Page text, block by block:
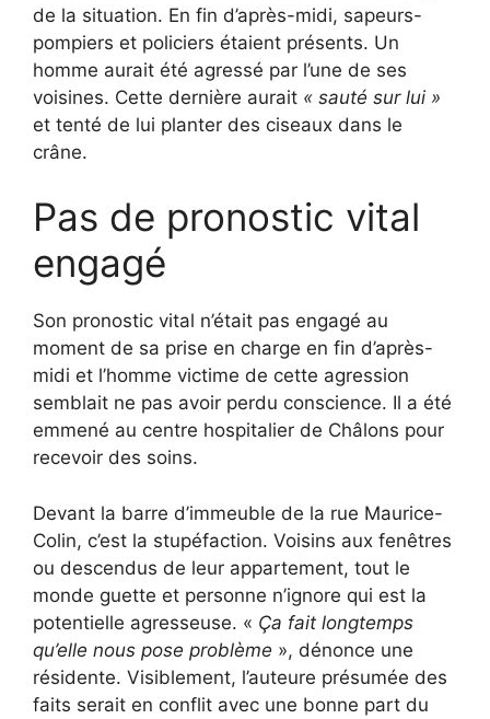
de la situation. En fin d’après-midi, sapeurs-
pompiers et policiers étaient présents. Un
homme aurait été agressé par l’une de ses
voisines. Cette dernière aurait « sauté sur lui »
et tenté de lui planter des ciseaux dans le
crâne.
Pas de pronostic vital
engagé
Son pronostic vital n’était pas engagé au
moment de sa prise en charge en fin d’après-
midi et l’homme victime de cette agression
semblait ne pas avoir perdu conscience. Il a été
emmené au centre hospitalier de Châlons pour
recevoir des soins.
Devant la barre d’immeuble de la rue Maurice-
Colin, c’est la stupéfaction. Voisins aux fenêtres
ou descendus de leur appartement, tout le
monde guette et personne n’ignore qui est la
potentielle agresseuse. « Ça fait longtemps
qu’elle nous pose problème », dénonce une
résidente. Visiblement, l’auteure présumée des
faits serait en conflit avec une bonne part du